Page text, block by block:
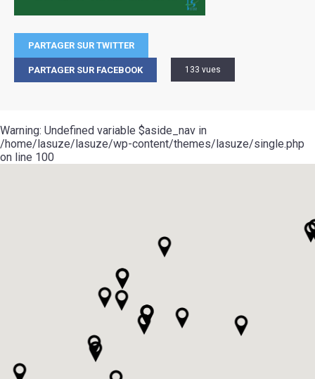
PARTAGER SUR TWITTER
PARTAGER SUR FACEBOOK 133 vues
Warning: Undefined variable $aside_nav in
/home/lasuze/lasuze/wp-content/themes/lasuze/single.php
on line 100